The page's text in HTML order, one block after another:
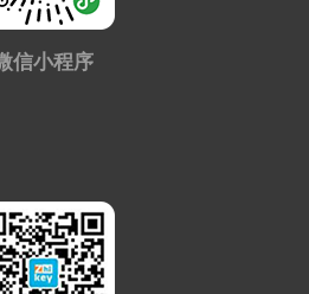
信小程序